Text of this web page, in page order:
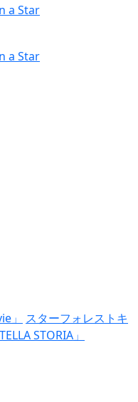
」
スターフォレストキ
STORIA」